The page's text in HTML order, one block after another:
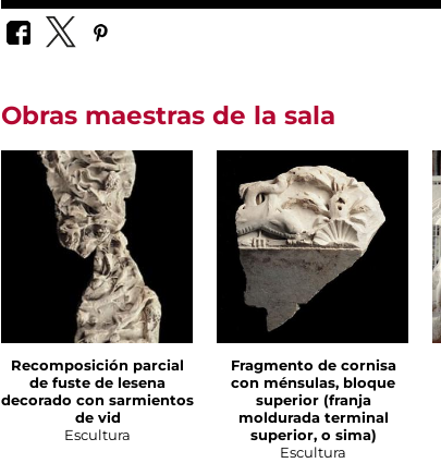
Obras maestras de la sala
Recomposición parcial
de fuste de lesena
decorado con sarmientos
de vid
Escultura
Fragmento de cornisa
con ménsulas, bloque
superior (franja
moldurada terminal
superior, o sima)
Escultura